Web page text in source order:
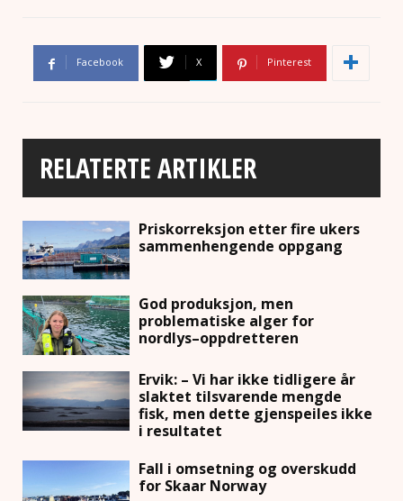
Facebook X Pinterest
RELATERTE ARTIKLER
Priskorreksjon etter fire ukers
sammenhengende oppgang
God produksjon, men
problematiske alger for
nordlys–oppdretteren
Ervik: – Vi har ikke tidligere år
slaktet tilsvarende mengde
fisk, men dette gjenspeiles ikke
i resultatet
Fall i omsetning og overskudd
for Skaar Norway